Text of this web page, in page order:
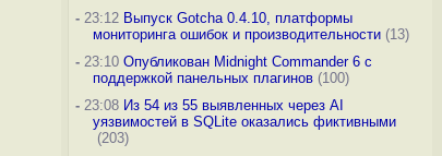
-23:12 Выпуск Gotcha 0.4.10, платформы
мониторинга ошибок и производительности(13)
-23:10 Опубликован Midnight Commander 6 c
поддержкой панельных плагинов(100)
-23:08 Из 54 из 55 выявленных через AI
уязвимостей в SQLite оказались фиктивными
(203)